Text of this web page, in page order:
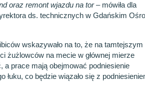
oraz remont wjazdu na tor– mówiła dla
ds. technicznych w Gdańskim
wskazywało na to, że na tamtejszym
żużlowców na mecie w głównej mierze
a prace mają obejmować podniesienie
łuku, co będzie wiązało się z